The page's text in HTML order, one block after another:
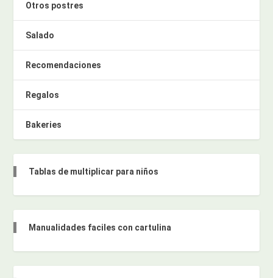
Otros postres
Salado
Recomendaciones
Regalos
Bakeries
Tablas de multiplicar para niños
Manualidades faciles con cartulina